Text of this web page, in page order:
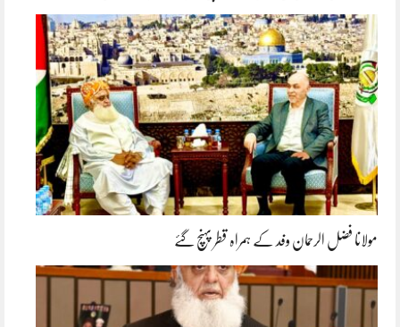
مولانا فضل الرحمان وفد کے ہمراہ قطر پہنچ گئے